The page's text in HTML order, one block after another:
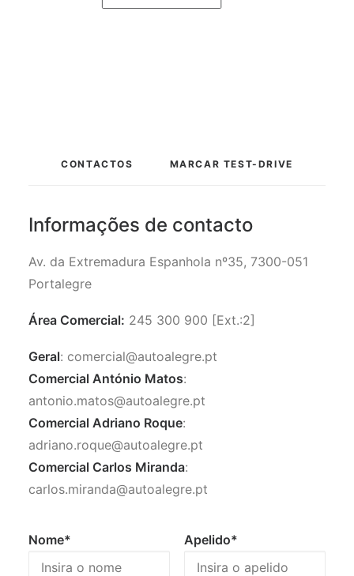
CONTACTOS MARCAR TEST-DRIVE
Informações de contacto
Av. da Extremadura Espanhola nº35, 7300-051
Portalegre
Área Comercial: 245 300 900 [Ext.:2]
Geral: comercial@autoalegre.pt
Comercial António Matos:
antonio.matos@autoalegre.pt
Comercial Adriano Roque:
adriano.roque@autoalegre.pt
Comercial Carlos Miranda:
carlos.miranda@autoalegre.pt
Nome* Apelido*